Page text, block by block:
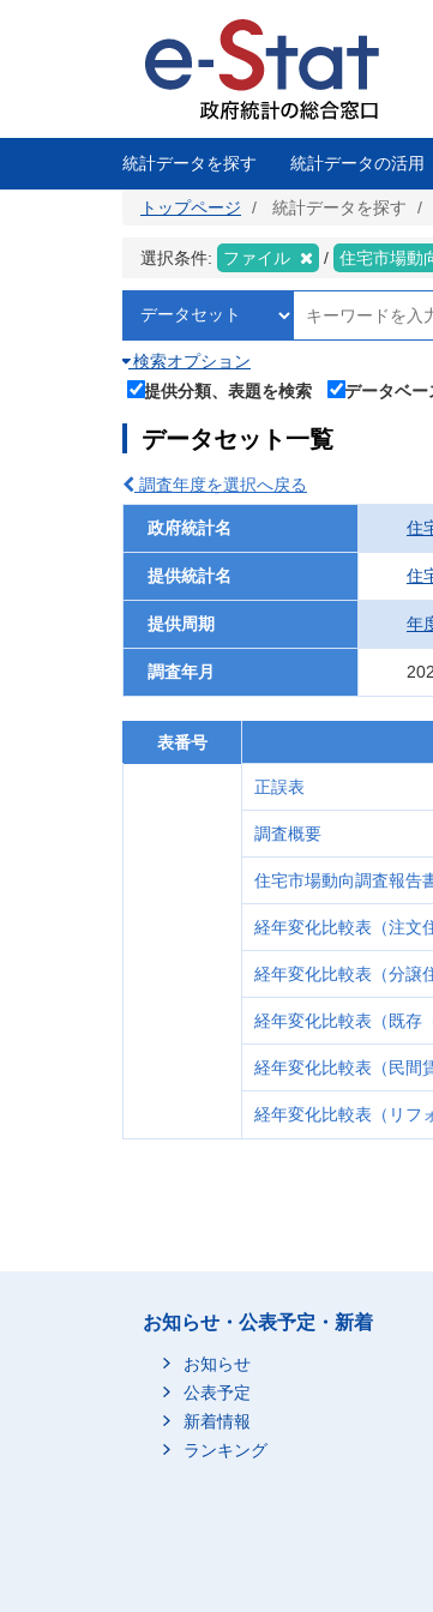
に
統計データを探す 統計データの活用
トップページ 統計データを探す
選択条件: ファイル 住宅市場動
検索オプション
提供分類、表題を検索
データベ
データセット一覧
調査年度を選択へ戻る
政府統計名 住
提供統計名 住
提供周期 年
調査年月
表番号
正誤表
調査概要
住宅市場動向調査報告
経年変化比較表（注文
経年変化比較表（分譲
経年変化比較表（既存
経年変化比較表（民間
経年変化比較表（リフ
お知らせ・公表予定・新着
お知らせ
公表予定
新着情報
ランキング